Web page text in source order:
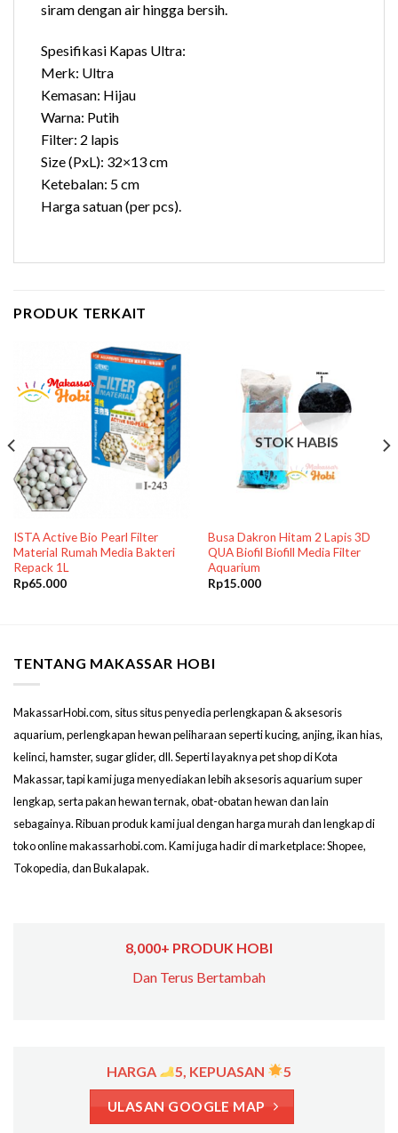
siram dengan air hingga bersih.
Spesifikasi Kapas Ultra:
Merk: Ultra
Kemasan: Hijau
Warna: Putih
Filter: 2 lapis
Size (PxL): 32×13 cm
Ketebalan: 5 cm
Harga satuan (per pcs).
PRODUK TERKAIT
ISTA Active Bio Pearl Filter
Material Rumah Media Bakteri
Repack 1L
Rp65.000
STOK HABIS
Busa Dakron Hitam 2 Lapis 3D
QUA Biofil Biofill Media Filter
Aquarium
Rp15.000
TENTANG MAKASSAR HOBI
MakassarHobi.com, situs situs penyedia perlengkapan & aksesoris
aquarium, perlengkapan hewan peliharaan seperti kucing, anjing, ikan hias,
kelinci, hamster, sugar glider, dll. Seperti layaknya pet shop di Kota
Makassar, tapi kami juga menyediakan lebih aksesoris aquarium super
lengkap, serta pakan hewan ternak, obat-obatan hewan dan lain
sebagainya. Ribuan produk kami jual dengan harga murah dan lengkap di
toko online makassarhobi.com. Kami juga hadir di marketplace: Shopee,
Tokopedia, dan Bukalapak.
8,000+ PRODUK HOBI
Dan Terus Bertambah
HARGA 5, KEPUASAN 5
ULASAN GOOGLE MAP